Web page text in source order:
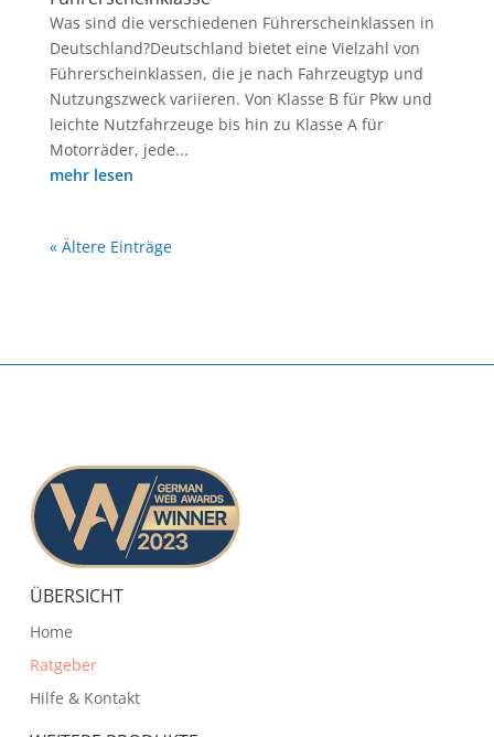
Was sind die verschiedenen Führerscheinklassen in
Deutschland?Deutschland bietet eine Vielzahl von
Führerscheinklassen, die je nach Fahrzeugtyp und
Nutzungszweck variieren. Von Klasse B für Pkw und
leichte Nutzfahrzeuge bis hin zu Klasse A für
Motorräder, jede...
mehr lesen
« Ältere Einträge
ÜBERSICHT
Home
Ratgeber
Hilfe & Kontakt